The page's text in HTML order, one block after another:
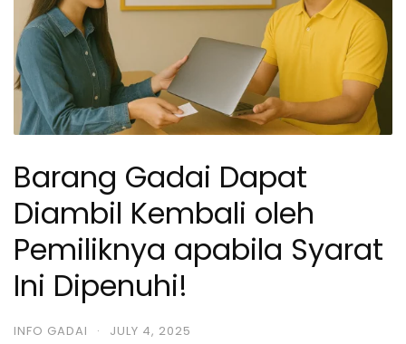
Barang Gadai Dapat
Diambil Kembali oleh
Pemiliknya apabila Syarat
Ini Dipenuhi!
INFO GADAI · JULY 4, 2025